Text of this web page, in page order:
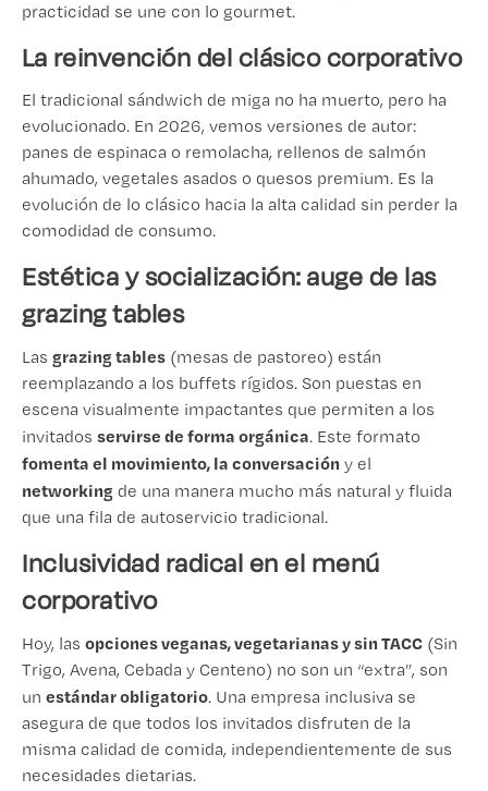
practicidad se une con lo gourmet.
La reinvención del clásico corporativo
El tradicional sándwich de miga no ha muerto, pero ha
evolucionado. En 2026, vemos versiones de autor:
panes de espinaca o remolacha, rellenos de salmón
ahumado, vegetales asados o quesos premium. Es la
evolución de lo clásico hacia la alta calidad sin perder la
comodidad de consumo.
Estética y socialización: auge de las
grazing tables
Las grazing tables (mesas de pastoreo) están
reemplazando a los buffets rígidos. Son puestas en
escena visualmente impactantes que permiten a los
invitados servirse de forma orgánica. Este formato
fomenta el movimiento, la conversación y el
networking de una manera mucho más natural y fluida
que una fila de autoservicio tradicional.
Inclusividad radical en el menú
corporativo
Hoy, las opciones veganas, vegetarianas y sin TACC (Sin
Trigo, Avena, Cebada y Centeno) no son un “extra”, son
un estándar obligatorio. Una empresa inclusiva se
asegura de que todos los invitados disfruten de la
misma calidad de comida, independientemente de sus
necesidades dietarias.